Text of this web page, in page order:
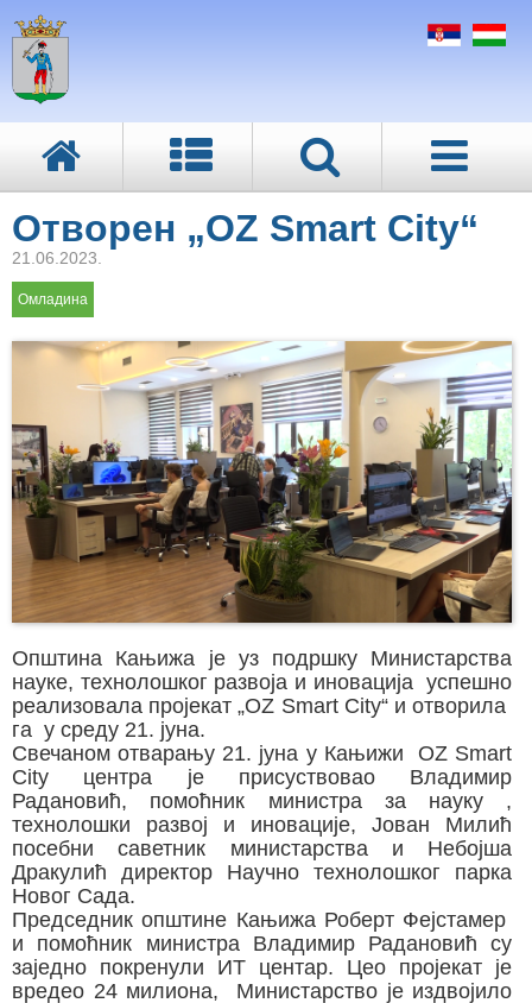
Отворен „OZ Smart City“
21.06.2023.
Омладина
Општина Кањижа је уз подршку Министарства
науке, технолошког развоја и иновација успешно
реализовала пројекат „OZ Smart City“ и отворила
га у среду 21. јуна.
Свечаном отварању 21. јуна у Кањижи OZ Smart
City центра је присуствовао Владимир
Радановић, помоћник министра за науку ,
технолошки развој и иновације, Јован Милић
посебни саветник министарства и Небојша
Дракулић директор Научно технолошког парка
Новог Сада.
Председник општине Кањижа Роберт Фејстамер
и помоћник министра Владимир Радановић су
заједно покренули ИТ центар. Цео пројекат је
вредео 24 милиона, Министарство је издвојило